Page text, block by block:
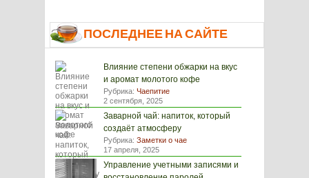
ПОСЛЕДНЕЕ НА САЙТЕ
Влияние степени обжарки на вкус
и аромат молотого кофе
Рубрика: Чаепитие
2 сентября, 2025
Заварной чай: напиток, который
создаёт атмосферу
Рубрика: Заметки о чае
17 апреля, 2025
Управление учетными записями и